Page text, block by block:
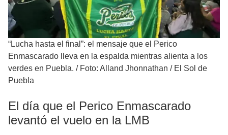
“Lucha hasta el final”: el mensaje que el Perico
Enmascarado lleva en la espalda mientras alienta a los
verdes en Puebla. / Foto: Alland Jhonnathan / El Sol de
Puebla
El día que el Perico Enmascarado
levantó el vuelo en la LMB